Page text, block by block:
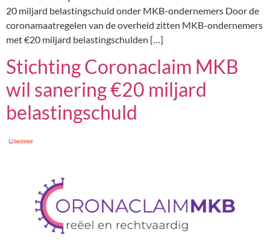
20 miljard belastingschuld onder MKB-ondernemers Door de
coronamaatregelen van de overheid zitten MKB-ondernemers
met €20 miljard belastingschulden […]
Stichting Coronaclaim MKB
wil sanering €20 miljard
belastingschuld